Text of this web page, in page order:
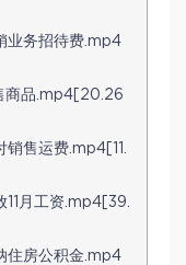
业务招待费.mp4
商品.mp4[20.26
销售运费.mp4[11.
11月工资.mp4[39.
住房公积金.mp4